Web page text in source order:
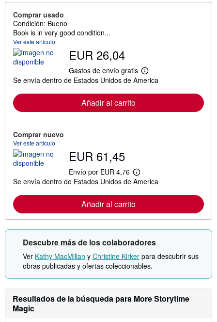
Comprar usado
Condición: Bueno
Book is in very good condition...
Ver este artículo
EUR 26,04
Gastos de envío gratis
M
á
i
o
l
a
a
i
a
s
e
Se envía dentro de Estados Unidos de America
Añadir al carrito
Comprar nuevo
Ver este artículo
EUR 61,45
Envío por EUR 4,76
M
á
i
o
a
i
ó
n
s
r
Se envía dentro de Estados Unidos de America
Añadir al carrito
Descubre más de los colaboradores
Ver Kathy MacMillan y Christine Kirker para descubrir sus
obras publicadas y ofertas coleccionables.
Resultados de la búsqueda para More Storytime
Magic